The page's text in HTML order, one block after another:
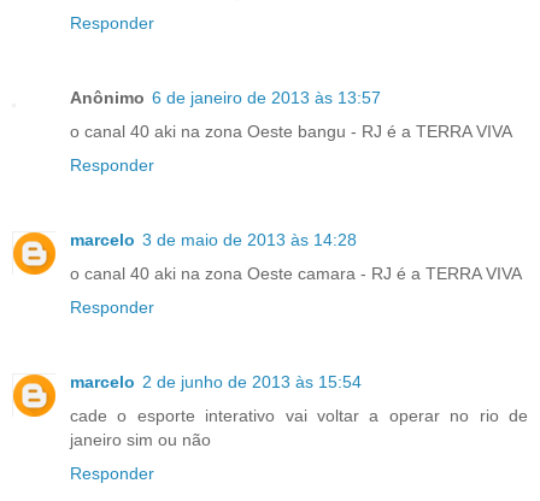
Responder
Anônimo 6 de janeiro de 2013 às 13:57
o canal 40 aki na zona Oeste bangu - RJ é a TERRA VIVA
Responder
marcelo 3 de maio de 2013 às 14:28
o canal 40 aki na zona Oeste camara - RJ é a TERRA VIVA
Responder
marcelo 2 de junho de 2013 às 15:54
cade o esporte interativo vai voltar a operar no rio de
janeiro sim ou não
Responder